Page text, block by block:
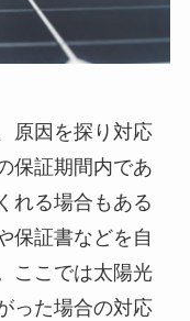
原因を探り対応
保証期間内であ
れる場合もある
保証書などを自
ここでは太陽光
った場合の対応